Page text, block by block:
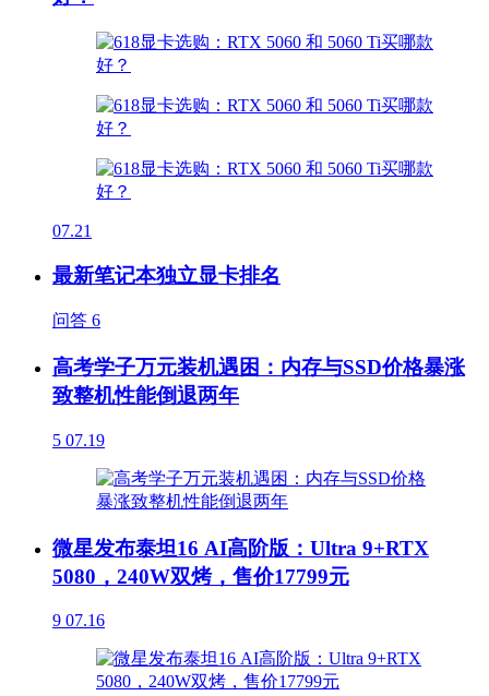
07.21
最新笔记本独立显卡排名
问答 6
高考学子万元装机遇困：内存与SSD价格暴涨
致整机性能倒退两年
5 07.19
微星发布泰坦16 AI高阶版：Ultra 9+RTX
5080，240W双烤，售价17799元
9 07.16